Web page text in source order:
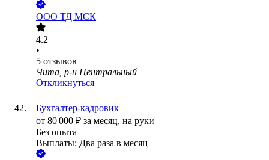
ООО ТД МСК
4.2
•
5 отзывов
Чита, р-н Центральный
Откликнуться
Бухгалтер-кадровик
от 80 000 ₽ за месяц, на руки
Без опыта
Выплаты: Два раза в месяц